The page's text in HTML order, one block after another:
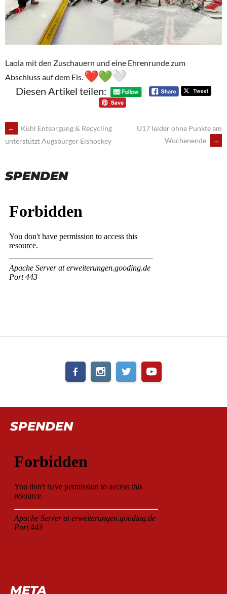
Laola mit den Zuschauern und eine Ehrenrunde zum
Abschluss auf dem Eis.
Diesen Artikel teilen:
POST
←
Kühl Entsorgung & Recycling
unterstützt Augsburger Eishockey
U17 leider ohne Punkte am
Wochenende
→
SPENDEN
SPENDEN
META